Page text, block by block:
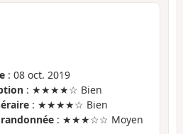
: 08 oct. 2019
: ★★★★☆ Bien
: ★★★★☆ Bien
: ★★★☆☆ Moyen